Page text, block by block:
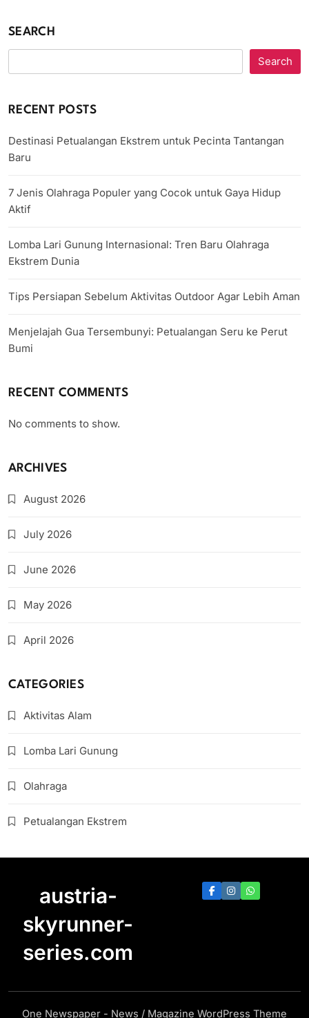
SEARCH
Search
RECENT POSTS
Destinasi Petualangan Ekstrem untuk Pecinta Tantangan
Baru
7 Jenis Olahraga Populer yang Cocok untuk Gaya Hidup
Aktif
Lomba Lari Gunung Internasional: Tren Baru Olahraga
Ekstrem Dunia
Tips Persiapan Sebelum Aktivitas Outdoor Agar Lebih Aman
Menjelajah Gua Tersembunyi: Petualangan Seru ke Perut
Bumi
RECENT COMMENTS
No comments to show.
ARCHIVES
August 2026
July 2026
June 2026
May 2026
April 2026
CATEGORIES
Aktivitas Alam
Lomba Lari Gunung
Olahraga
Petualangan Ekstrem
austria-
skyrunner-
series.com
One Newspaper - News / Magazine WordPress Theme